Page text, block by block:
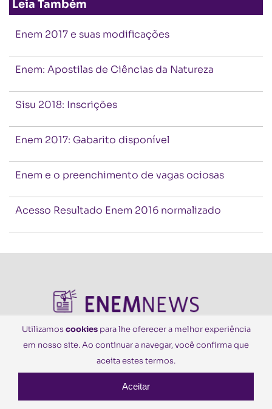
Leia Também
Enem 2017 e suas modificações
Enem: Apostilas de Ciências da Natureza
Sisu 2018: Inscrições
Enem 2017: Gabarito disponível
Enem e o preenchimento de vagas ociosas
Acesso Resultado Enem 2016 normalizado
© Todos os Direitos Reservados
Utilizamoscookiespara lhe oferecer a melhor experiência
em nosso site. Ao continuar a navegar, você confirma que
aceita estes termos.
Aceitar